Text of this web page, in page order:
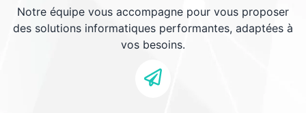
Notre équipe vous accompagne pour vous proposer
des solutions informatiques performantes, adaptées à
vos besoins.